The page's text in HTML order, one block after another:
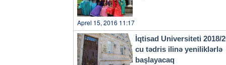
Aprel 15, 2016 11:17
İqtisad Universiteti 2018/
cu tədris ilinə yeniliklərlə
başlayacaq